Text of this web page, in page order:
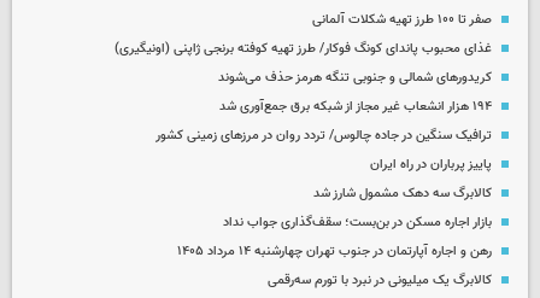
صفر تا ۱۰۰ طرز تهیه شکلات آلمانی
غذای محبوب پاندای کونگ فوکار/ طرز تهیه کوفته برنجی ژاپنی (اونیگیری)
کریدورهای شمالی و جنوبی تنگه هرمز حذف می‌شوند
۱۹۴ هزار انشعاب غیر مجاز از شبکه برق جمع‌آوری شد
ترافیک سنگین در جاده چالوس/ تردد روان در مرزهای زمینی کشور
پاییز پرباران در راه ایران
کالابرگ سه دهک مشمول شارز شد
بازار اجاره مسکن در بن‌بست؛ سقف‌گذاری جواب نداد
رهن و اجاره آپارتمان در جنوب تهران چهارشنبه ۱۴ مرداد ۱۴۰۵
کالابرگ یک میلیونی در نبرد با تورم سه‌رقمی